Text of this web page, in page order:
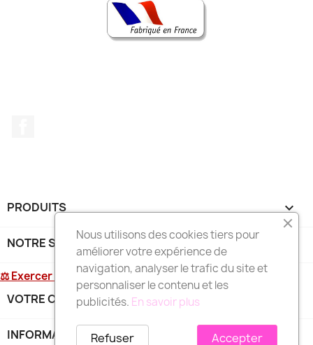
PRODUITS 
NOTRE SOCIÉTÉ
⚖ Exercer mon droit de rétractation
VOTRE COMPTE
INFORMATIONS
Nous utilisons des cookies tiers pour
améliorer votre expérience de
navigation, analyser le trafic du site et
personnaliser le contenu et les
publicités. En savoir plus
Accepter
Refuser